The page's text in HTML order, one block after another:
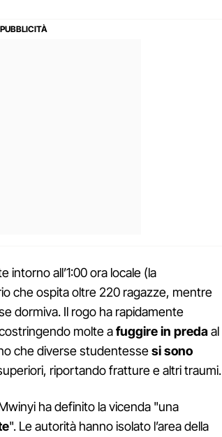
intorno all’1:00 ora locale (la
che ospita oltre 220 ragazze, mentre
dormiva. Il rogo ha rapidamente
molte afuggire in predaal
che diverse studentessesi sono
riportando fratture e altri traumi.
ha definito la vicenda "una
". Le autorità hanno isolato l’area della